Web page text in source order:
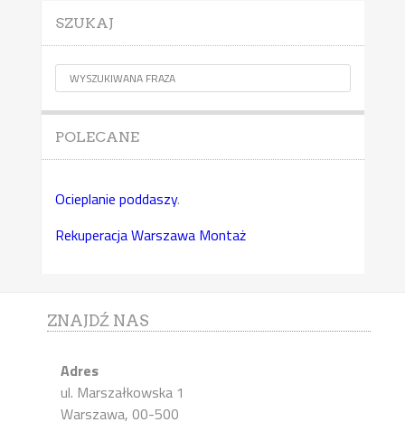
SZUKAJ
POLECANE
Ocieplanie poddaszy.
Rekuperacja Warszawa Montaż
ZNAJDŹ NAS
Adres
ul. Marszałkowska 1
Warszawa, 00-500